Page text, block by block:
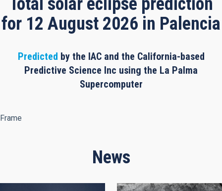
for 12 August 2026 in Palencia
Predicted by the IAC and the California-based
Predictive Science Inc using the La Palma
Supercomputer
Frame
News